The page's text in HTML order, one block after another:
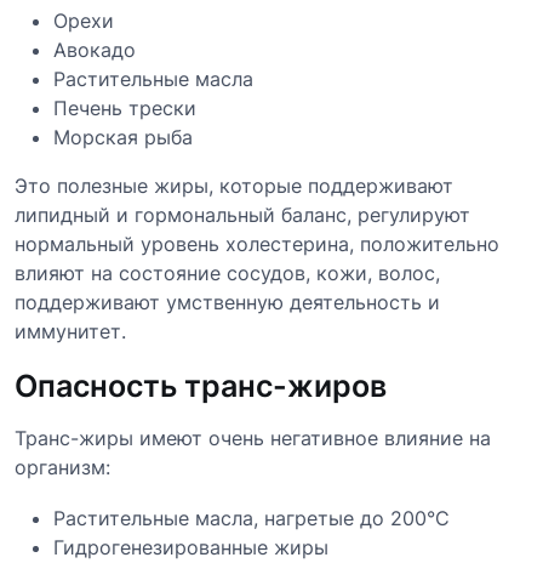
Орехи
Авокадо
Растительные масла
Печень трески
Морская рыба
Это полезные жиры, которые поддерживают
липидный и гормональный баланс, регулируют
нормальный уровень холестерина, положительно
влияют на состояние сосудов, кожи, волос,
поддерживают умственную деятельность и
иммунитет.
Опасность транс-жиров
Транс-жиры имеют очень негативное влияние на
организм:
Растительные масла, нагретые до 200°C
Гидрогенезированные жиры